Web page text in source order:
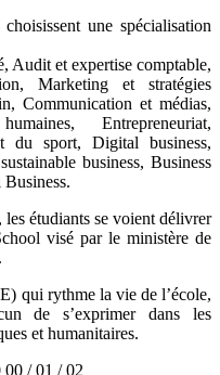
une spécialisation
Audit et expertise comptable,
Marketing et stratégies
Communication et médias,
Entrepreneuriat,
du sport, Digital business,
business, Business
les étudiants se voient délivrer
visé par le ministère de
qui rythme la vie de l’école,
de s’exprimer dans les
et humanitaires.
00 / 01 / 02